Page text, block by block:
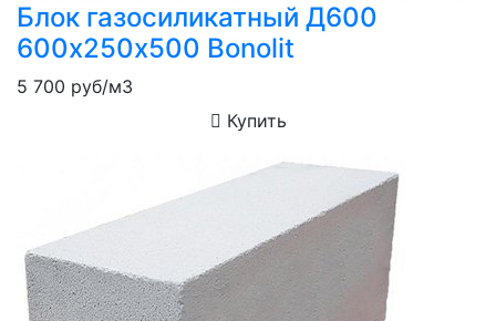
Блок газосиликатный Д600
600х250х500 Bonolit
5 700 руб/м3
Купить